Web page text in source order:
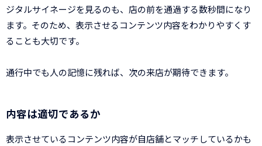
ジタルサイネージを見るのも、店の前を通過する数秒間になり
ます。そのため、表示させるコンテンツ内容をわかりやすくす
ることも大切です。
通行中でも人の記憶に残れば、次の来店が期待できます。
内容は適切であるか
表示させているコンテンツ内容が自店舗とマッチしているかも